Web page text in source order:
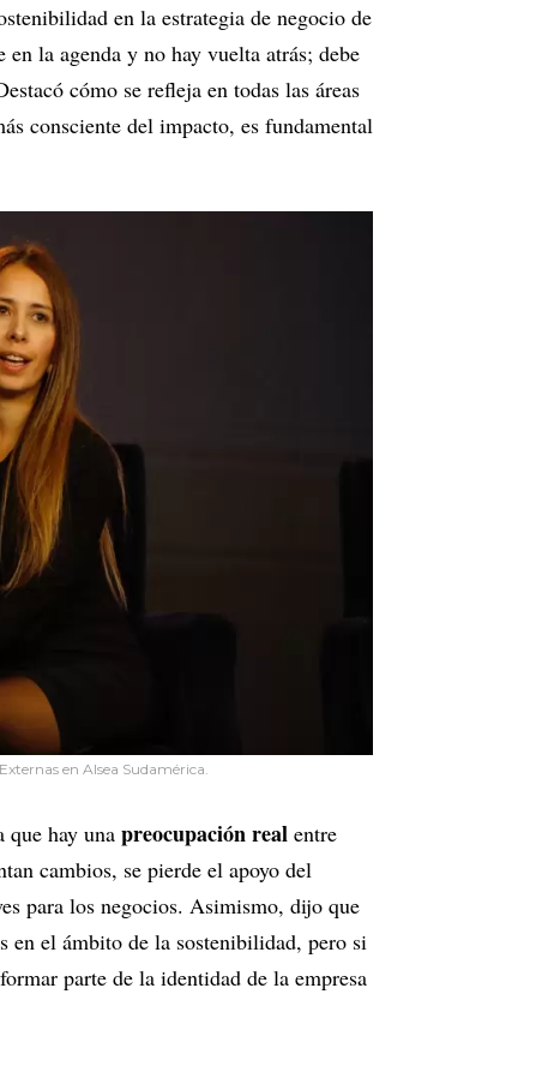
en la estrategia de negocio de
la agenda y no hay vuelta atrás; debe
cómo se refleja en todas las áreas
consciente del impacto, es fundamental
en Alsea Sudamérica.
que hay una preocupación real entre
cambios, se pierde el apoyo del
para los negocios. Asimismo, dijo que
en el ámbito de la sostenibilidad, pero si
parte de la identidad de la empresa